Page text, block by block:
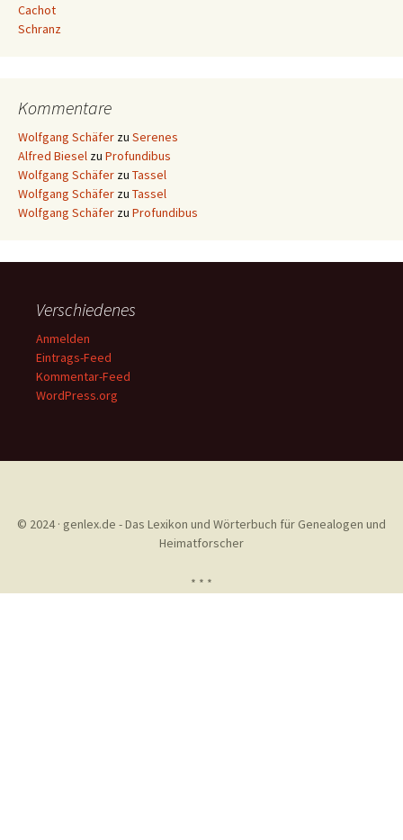
Cachot
Schranz
Kommentare
Wolfgang Schäfer zu Serenes
Alfred Biesel zu Profundibus
Wolfgang Schäfer zu Tassel
Wolfgang Schäfer zu Tassel
Wolfgang Schäfer zu Profundibus
Verschiedenes
Anmelden
Eintrags-Feed
Kommentar-Feed
WordPress.org
© 2024 · genlex.de - Das Lexikon und Wörterbuch für Genealogen und
Heimatforscher
* * *